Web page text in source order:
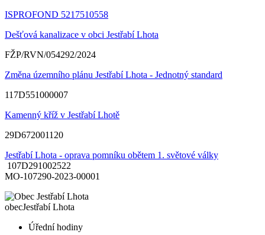
ISPROFOND 5217510558
Dešťová kanalizace v obci Jestřabí Lhota
FŽP/RVN/054292/2024
Změna územního plánu Jestřabí Lhota - Jednotný standard
117D551000007
Kamenný kříž v Jestřabí Lhotě
29D672001120
Jestřabí Lhota - oprava pomníku obětem 1. světové války
107D291002522
MO-107290-2023-00001
obecJestřabí Lhota
Úřední hodiny